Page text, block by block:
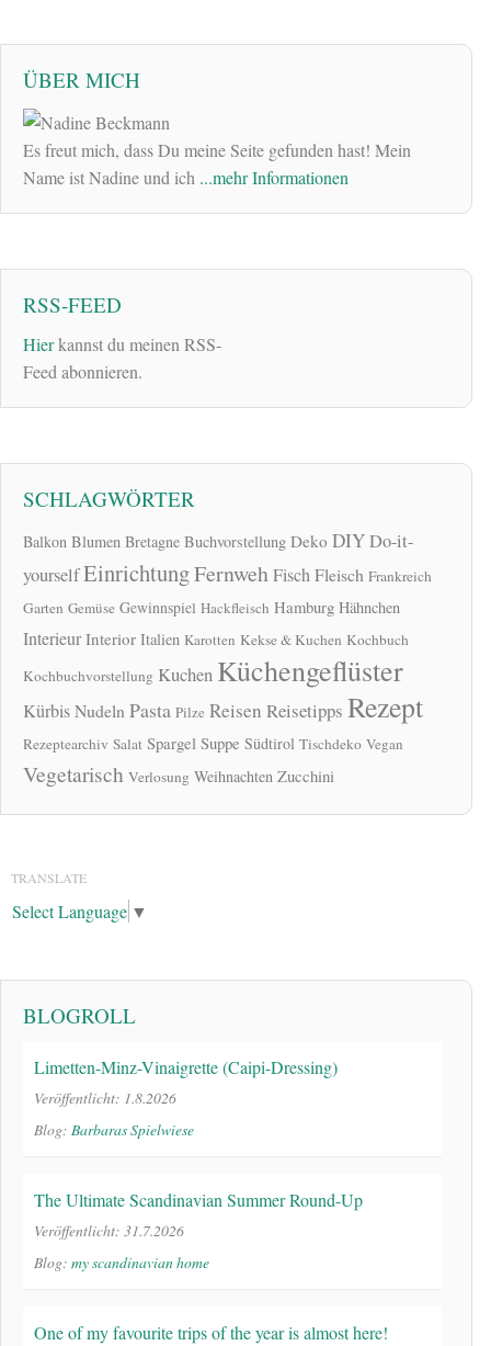
ÜBER MICH
Es freut mich, dass Du meine Seite gefunden hast! Mein
Name ist Nadine und ich ...mehr Informationen
RSS-FEED
Hierkannst du meinen RSS-
Feed abonnieren.
SCHLAGWÖRTER
Balkon Blumen Bretagne Buchvorstellung Deko DIYDo-it-
yourselfEinrichtungFernwehFischFleisch Frankreich
Garten Gemüse Gewinnspiel Hackfleisch Hamburg Hähnchen
Interieur Interior Italien Karotten Kekse & Kuchen Kochbuch
Kochbuchvorstellung Kuchen Küchengeflüster
KürbisNudeln Pasta Pilze Reisen Reisetipps Rezept
Rezeptearchiv Salat Spargel Suppe Südtirol Tischdeko Vegan
Vegetarisch Verlosung Weihnachten Zucchini
TRANSLATE
Select Language ▼
BLOGROLL
Limetten-Minz-Vinaigrette (Caipi-Dressing)
Veröffentlicht: 1.8.2026
Blog: Barbaras Spielwiese
The Ultimate Scandinavian Summer Round-Up
Veröffentlicht: 31.7.2026
Blog: my scandinavian home
One of my favourite trips of the year is almost here!